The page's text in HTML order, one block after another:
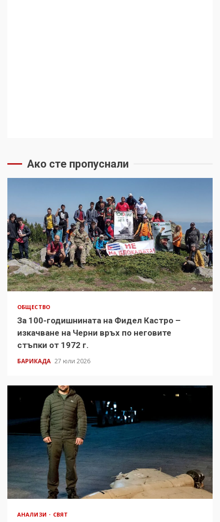
Ако сте пропуснали
ОБЩЕСТВО
За 100-годишнината на Фидел Кастро –
изкачване на Черни връх по неговите
стъпки от 1972 г.
БАРИКАДА 27 юли 2026
АНАЛИЗИ СВЯТ